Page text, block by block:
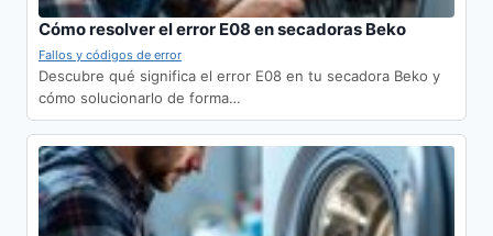
Cómo resolver el error E08 en secadoras Beko
Fallos y códigos de error
Descubre qué significa el error E08 en tu secadora Beko y
cómo solucionarlo de forma…